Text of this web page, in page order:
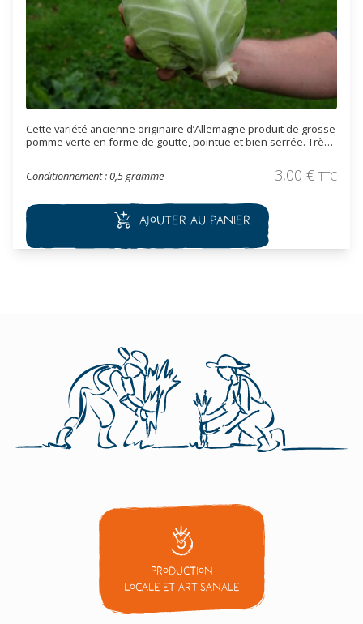
Cette variété ancienne originaire d’Allemagne produit de grosse
pomme verte en forme de goutte, pointue et bien serrée. Très
Conditionnement : 0,5 gramme 3,00 € TTC
Ajouter au panier
Production
locale et artisanale